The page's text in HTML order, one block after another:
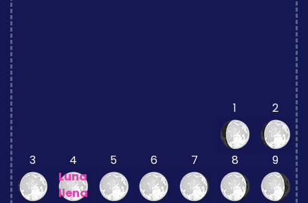
1 2
3
4
Luna
llena
5 6 7 8 9